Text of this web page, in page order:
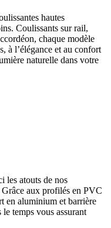
hautes
Coulissants sur rail,
chaque modèle
à l’élégance et au confort
naturelle dans votre
les atouts de nos
aux profilés en PVC
en aluminium et barrière
temps vous assurant